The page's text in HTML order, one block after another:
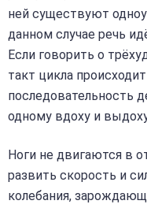
ней существуют
данном случае речь
Если говорить о
такт цикла
последовательность
одному вдоху и
Ноги не двигаются в
развить скорость и
колебания,